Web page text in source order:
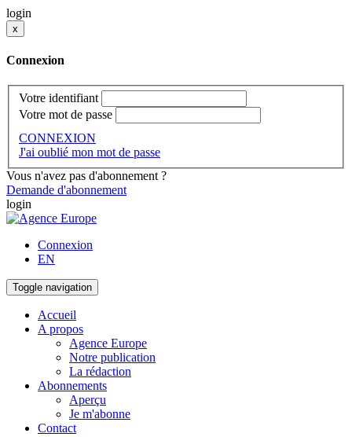
login
x
Connexion
Votre identifiant
Votre mot de passe
CONNEXION
J'ai oublié mon mot de passe
Vous n'avez pas d'abonnement ?
Demande d'abonnement
login
Connexion
EN
Toggle navigation
Accueil
A propos
Agence Europe
Notre publication
La rédaction
Abonnements
Aperçu
Je m'abonne
Contact